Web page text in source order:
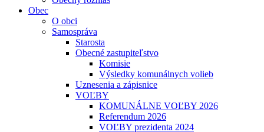
Obec
O obci
Samospráva
Starosta
Obecné zastupiteľstvo
Komisie
Výsledky komunálnych volieb
Uznesenia a zápisnice
VOĽBY
KOMUNÁLNE VOĽBY 2026
Referendum 2026
VOĽBY prezidenta 2024